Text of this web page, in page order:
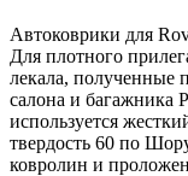
Автоковрики для
Для плотного
лекала, полученные
салона и багажника
используется
твердость 60 по
ковролин и